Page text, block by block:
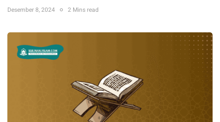
Desember 8, 2024 2 Mins read